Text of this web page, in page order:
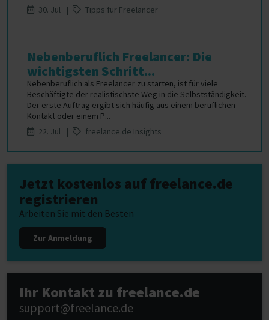
30. Jul |
Tipps für Freelancer
Nebenberuflich Freelancer: Die
wichtigsten Schritt...
Nebenberuflich als Freelancer zu starten, ist für viele
Beschäftigte der realistischste Weg in die Selbstständigkeit.
Der erste Auftrag ergibt sich häufig aus einem beruflichen
Kontakt oder einem P...
22. Jul |
freelance.de Insights
Jetzt kostenlos auf freelance.de
registrieren
Arbeiten Sie mit den Besten
Zur Anmeldung
Ihr Kontakt zu freelance.de
support@freelance.de